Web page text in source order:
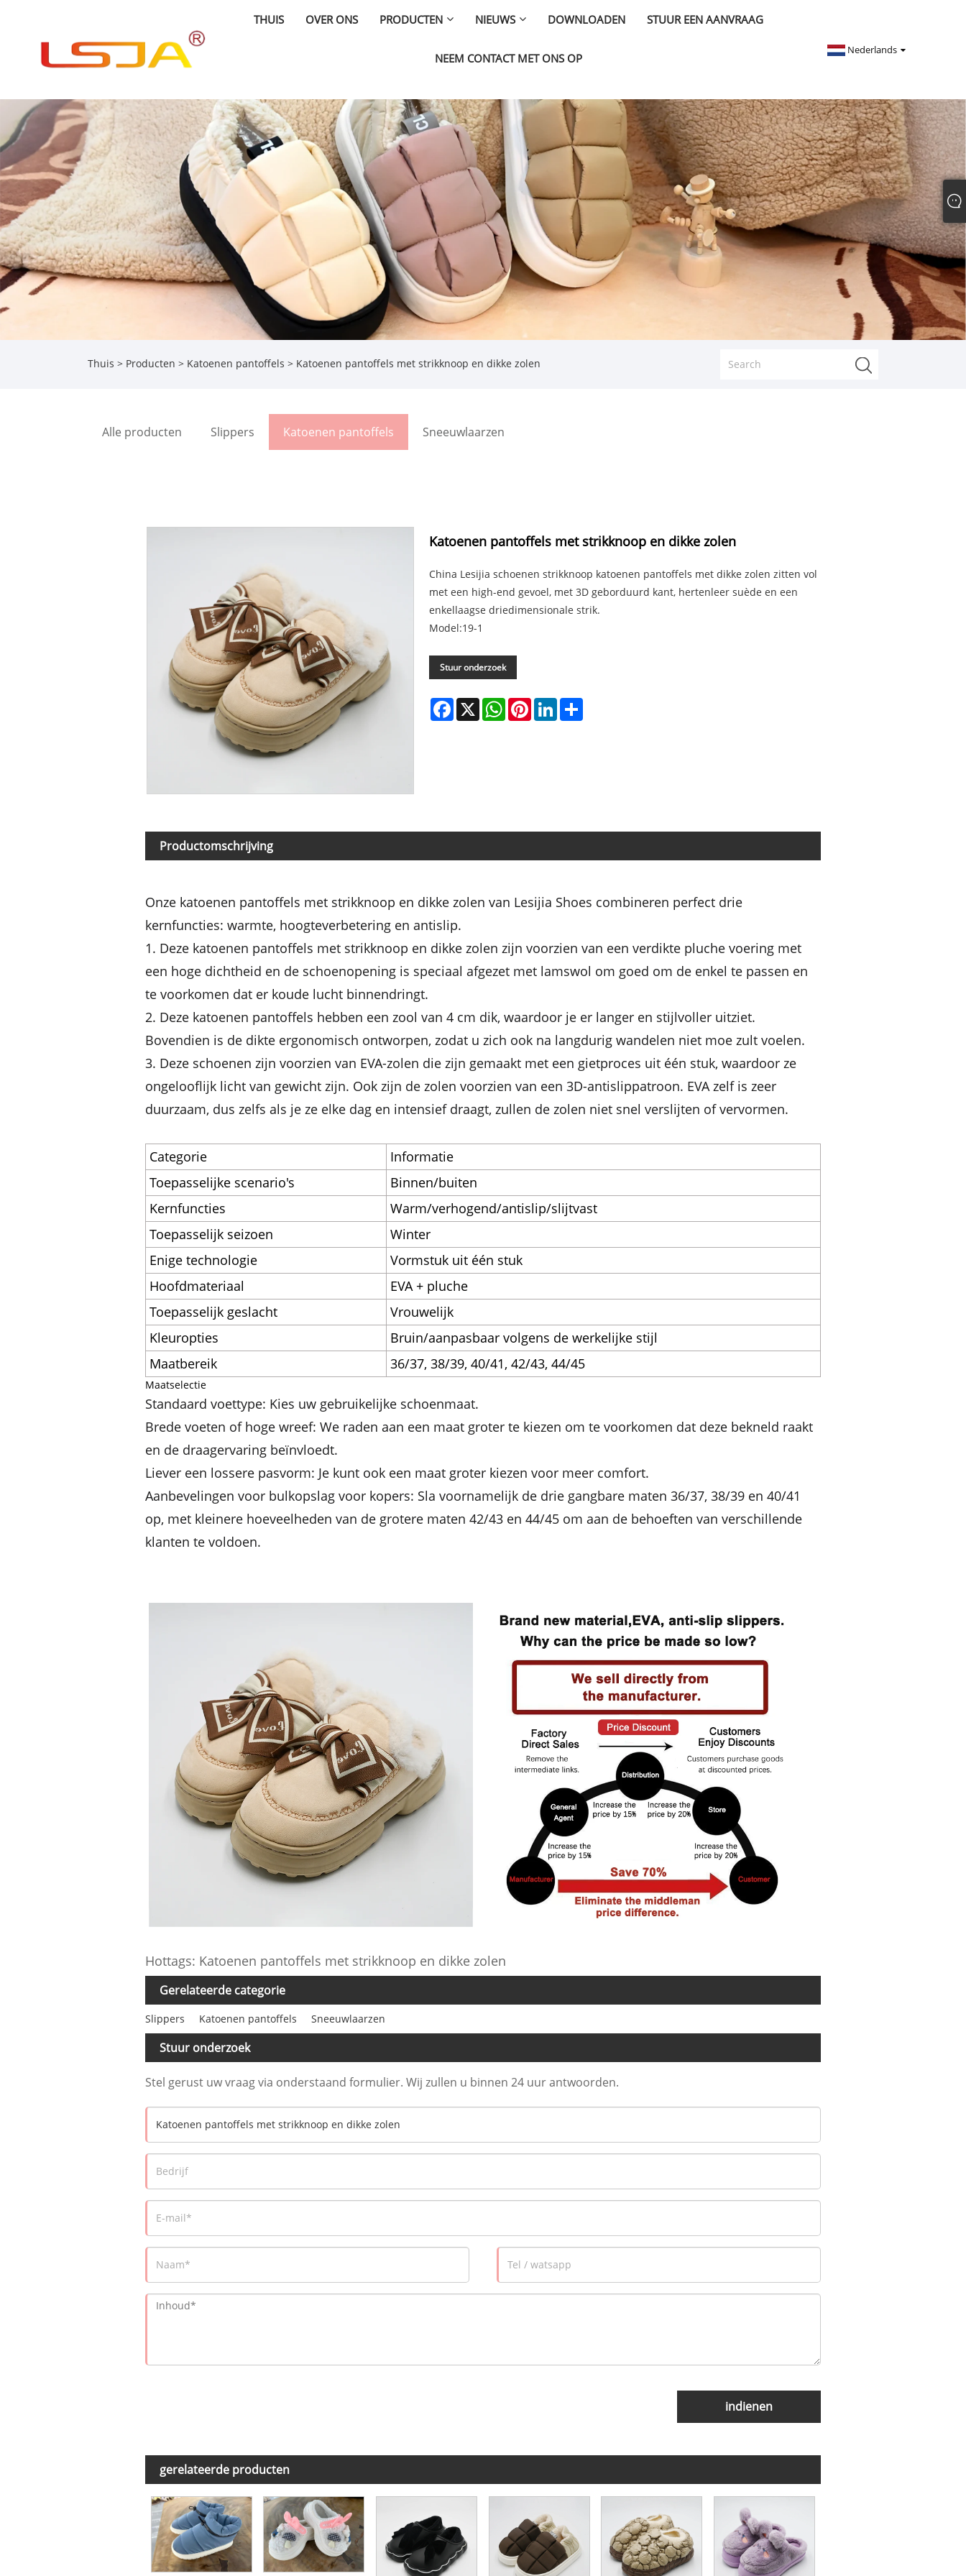
THUIS OVER ONS PRODUCTEN NIEUWS DOWNLOADEN STUUR EEN AANVRAAG
NEEM CONTACT MET ONS OP
Nederlands
Thuis > Producten > Katoenen pantoffels > Katoenen pantoffels met strikknoop en dikke zolen
Alle producten Slippers Katoenen pantoffels Sneeuwlaarzen
Katoenen pantoffels met strikknoop en dikke zolen
China Lesijia schoenen strikknoop katoenen pantoffels met dikke zolen zitten vol
met een high-end gevoel, met 3D geborduurd kant, hertenleer suède en een
enkellaagse driedimensionale strik.
Model:19-1
Stuur onderzoek
Facebook
X WhatsAppPinterestLinkedInShare
Productomschrijving
Onze katoenen pantoffels met strikknoop en dikke zolen van Lesijia Shoes combineren perfect drie
kernfuncties: warmte, hoogteverbetering en antislip.
1. Deze katoenen pantoffels met strikknoop en dikke zolen zijn voorzien van een verdikte pluche voering met
een hoge dichtheid en de schoenopening is speciaal afgezet met lamswol om goed om de enkel te passen en
te voorkomen dat er koude lucht binnendringt.
2. Deze katoenen pantoffels hebben een zool van 4 cm dik, waardoor je er langer en stijlvoller uitziet.
Bovendien is de dikte ergonomisch ontworpen, zodat u zich ook na langdurig wandelen niet moe zult voelen.
3. Deze schoenen zijn voorzien van EVA-zolen die zijn gemaakt met een gietproces uit één stuk, waardoor ze
ongelooflijk licht van gewicht zijn. Ook zijn de zolen voorzien van een 3D-antislippatroon. EVA zelf is zeer
duurzaam, dus zelfs als je ze elke dag en intensief draagt, zullen de zolen niet snel verslijten of vervormen.
Categorie
Informatie
Toepasselijke scenario's
Binnen/buiten
Kernfuncties
Warm/verhogend/antislip/slijtvast
Toepasselijk seizoen
Winter
Enige technologie
Vormstuk uit één stuk
Hoofdmateriaal
EVA + pluche
Toepasselijk geslacht
Vrouwelijk
Kleuropties
Bruin/aanpasbaar volgens de werkelijke stijl
Maatbereik
36/37, 38/39, 40/41, 42/43, 44/45
Maatselectie
Standaard voettype: Kies uw gebruikelijke schoenmaat.
Brede voeten of hoge wreef: We raden aan een maat groter te kiezen om te voorkomen dat deze bekneld raakt
en de draagervaring beïnvloedt.
Liever een lossere pasvorm: Je kunt ook een maat groter kiezen voor meer comfort.
Aanbevelingen voor bulkopslag voor kopers: Sla voornamelijk de drie gangbare maten 36/37, 38/39 en 40/41
op, met kleinere hoeveelheden van de grotere maten 42/43 en 44/45 om aan de behoeften van verschillende
klanten te voldoen.
Hottags: Katoenen pantoffels met strikknoop en dikke zolen
Gerelateerde categorie
Slippers Katoenen pantoffels Sneeuwlaarzen
Stuur onderzoek
Stel gerust uw vraag via onderstaand formulier. Wij zullen u binnen 24 uur antwoorden.
indienen
gerelateerde producten